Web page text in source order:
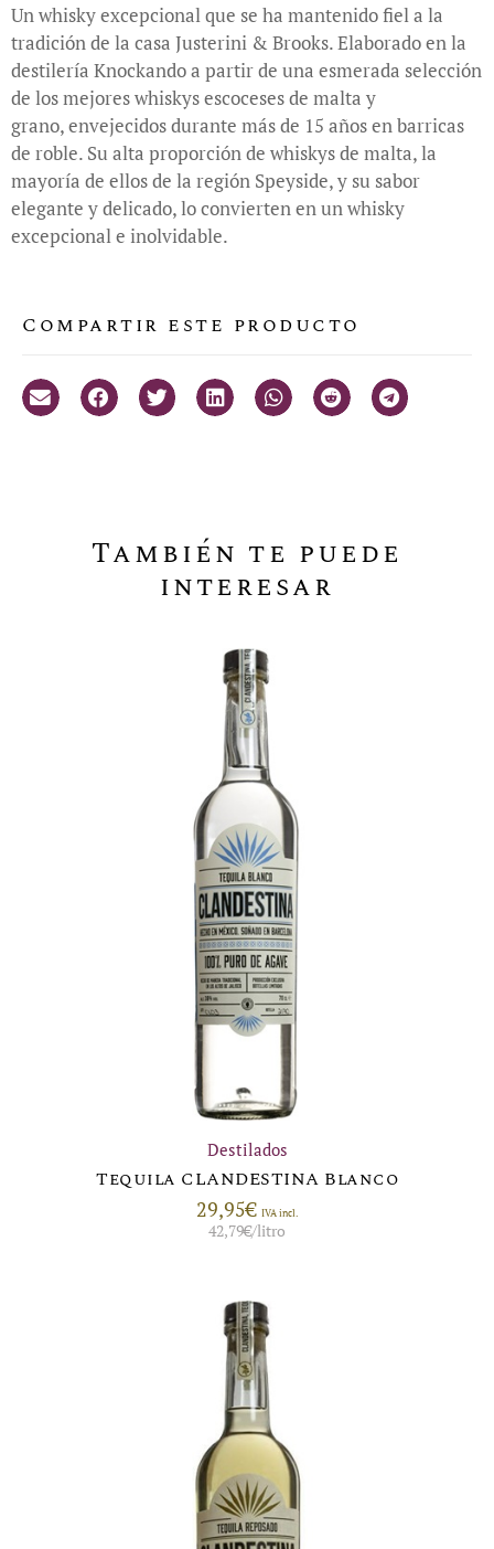
Un whisky excepcional que se ha mantenido fiel a la
tradición de la casa Justerini & Brooks. Elaborado en la
destilería Knockandoa partir de una esmerada selección
de los mejores whiskys escoceses de malta y
grano, envejecidos durante más de 15 años en barricas
de roble. Su alta proporción de whiskys de malta, la
mayoría de ellos de la región Speyside, y su sabor
elegante y delicado, lo convierten en un whisky
excepcional e inolvidable.
Compartir este producto
También te puede
interesar
Destilados
Tequila CLANDESTINA Blanco
29,95€ IVA incl.
42,79€/litro